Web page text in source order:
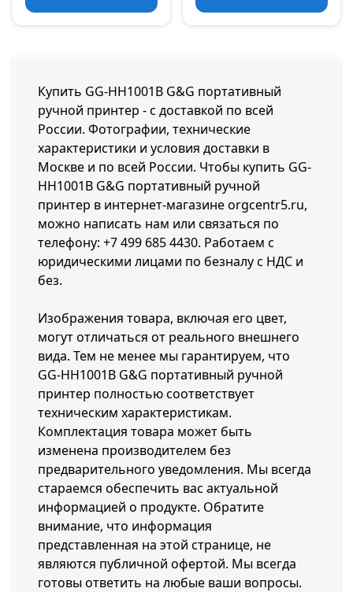
Купить GG-HH1001B G&G портативный
ручной принтер - с доставкой по всей
России. Фотографии, технические
характеристики и условия доставки в
Москве и по всей России. Чтобы купить GG-
HH1001B G&G портативный ручной
принтер в интернет-магазине orgcentr5.ru,
можно написать нам или связаться по
телефону: +7 499 685 4430. Работаем с
юридическими лицами по безналу с НДС и
без.
Изображения товара, включая его цвет,
могут отличаться от реального внешнего
вида. Тем не менее мы гарантируем, что
GG-HH1001B G&G портативный ручной
принтер полностью соответствует
техническим характеристикам.
Комплектация товара может быть
изменена производителем без
предварительного уведомления. Мы всегда
стараемся обеспечить вас актуальной
информацией о продукте. Обратите
внимание, что информация
представленная на этой странице, не
являются публичной офертой. Мы всегда
готовы ответить на любые ваши вопросы.